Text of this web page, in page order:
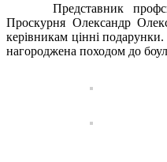
Представник
Проскурня Олександр
керівникам цінні
нагороджена походом до